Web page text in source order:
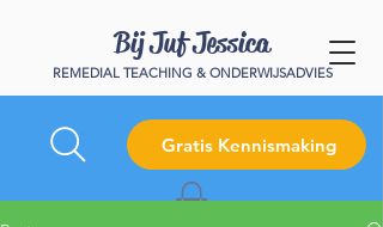
Bij Juf Jessica
REMEDIAL TEACHING & ONDERWIJSADVIES
Gratis Kennismaking